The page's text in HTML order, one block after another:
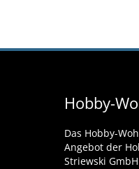
Hobby-
Das Hobby-
Angebot der
Striewski